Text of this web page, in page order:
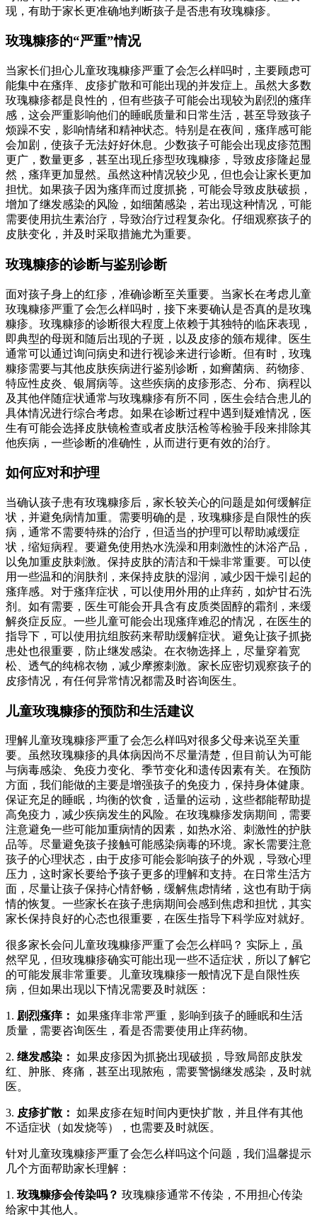
现，有助于家长更准确地判断孩子是否患有玫瑰糠疹。
玫瑰糠疹的“严重”情况
当家长们担心儿童玫瑰糠疹严重了会怎么样吗时，主要顾虑可
能集中在瘙痒、皮疹扩散和可能出现的并发症上。虽然大多数
玫瑰糠疹都是良性的，但有些孩子可能会出现较为剧烈的瘙痒
感，这会严重影响他们的睡眠质量和日常生活，甚至导致孩子
烦躁不安，影响情绪和精神状态。特别是在夜间，瘙痒感可能
会加剧，使孩子无法好好休息。少数孩子可能会出现皮疹范围
更广，数量更多，甚至出现丘疹型玫瑰糠疹，导致皮疹隆起显
然，瘙痒更加显然。虽然这种情况较少见，但也会让家长更加
担忧。如果孩子因为瘙痒而过度抓挠，可能会导致皮肤破损，
增加了继发感染的风险，如细菌感染，若出现这种情况，可能
需要使用抗生素治疗，导致治疗过程复杂化。仔细观察孩子的
皮肤变化，并及时采取措施尤为重要。
玫瑰糠疹的诊断与鉴别诊断
面对孩子身上的红疹，准确诊断至关重要。当家长在考虑儿童
玫瑰糠疹严重了会怎么样吗时，接下来要确认是否真的是玫瑰
糠疹。玫瑰糠疹的诊断很大程度上依赖于其独特的临床表现，
即典型的母斑和随后出现的子斑，以及皮疹的颁布规律。医生
通常可以通过询问病史和进行视诊来进行诊断。但有时，玫瑰
糠疹需要与其他皮肤疾病进行鉴别诊断，如癣菌病、药物疹、
特应性皮炎、银屑病等。这些疾病的皮疹形态、分布、病程以
及其他伴随症状通常与玫瑰糠疹有所不同，医生会结合患儿的
具体情况进行综合考虑。如果在诊断过程中遇到疑难情况，医
生有可能会选择皮肤镜检查或者皮肤活检等检验手段来排除其
他疾病，一些诊断的准确性，从而进行更有效的治疗。
如何应对和护理
当确认孩子患有玫瑰糠疹后，家长较关心的问题是如何缓解症
状，并避免病情加重。需要明确的是，玫瑰糠疹是自限性的疾
病，通常不需要特殊的治疗，但适当的护理可以帮助减缓症
状，缩短病程。要避免使用热水洗澡和用刺激性的沐浴产品，
以免加重皮肤刺激。保持皮肤的清洁和干燥非常重要。可以使
用一些温和的润肤剂，来保持皮肤的湿润，减少因干燥引起的
瘙痒感。对于瘙痒症状，可以使用外用的止痒药，如炉甘石洗
剂。如有需要，医生可能会开具含有皮质类固醇的霜剂，来缓
解炎症反应。一些儿童可能会出现瘙痒难忍的情况，在医生的
指导下，可以使用抗组胺药来帮助缓解症状。避免让孩子抓挠
患处也很重要，防止继发感染。在衣物选择上，尽量穿着宽
松、透气的纯棉衣物，减少摩擦刺激。家长应密切观察孩子的
皮疹情况，有任何异常情况都需及时咨询医生。
儿童玫瑰糠疹的预防和生活建议
理解儿童玫瑰糠疹严重了会怎么样吗对很多父母来说至关重
要。虽然玫瑰糠疹的具体病因尚不尽量清楚，但目前认为可能
与病毒感染、免疫力变化、季节变化和遗传因素有关。在预防
方面，我们能做的主要是增强孩子的免疫力，保持身体健康。
保证充足的睡眠，均衡的饮食，适量的运动，这些都能帮助提
高免疫力，减少疾病发生的风险。在玫瑰糠疹发病期间，需要
注意避免一些可能加重病情的因素，如热水浴、刺激性的护肤
品等。尽量避免孩子接触可能感染病毒的环境。家长需要注意
孩子的心理状态，由于皮疹可能会影响孩子的外观，导致心理
压力，这时家长要给予孩子更多的理解和支持。在日常生活方
面，尽量让孩子保持心情舒畅，缓解焦虑情绪，这也有助于病
情的恢复。一些家长在孩子患病期间会感到焦虑和担忧，其实
家长保持良好的心态也很重要，在医生指导下科学应对就好。
很多家长会问儿童玫瑰糠疹严重了会怎么样吗？ 实际上，虽
然罕见，但玫瑰糠疹确实可能出现一些不适症状，所以了解它
的可能发展非常重要。儿童玫瑰糠疹一般情况下是自限性疾
病，但如果出现以下情况需要及时就医：
1. 剧烈瘙痒： 如果瘙痒非常严重，影响到孩子的睡眠和生活
质量，需要咨询医生，看是否需要使用止痒药物。
2. 继发感染： 如果皮疹因为抓挠出现破损，导致局部皮肤发
红、肿胀、疼痛，甚至出现脓疱，需要警惕继发感染，及时就
医。
3. 皮疹扩散： 如果皮疹在短时间内更快扩散，并且伴有其他
不适症状（如发烧等），也需要及时就医。
针对儿童玫瑰糠疹严重了会怎么样吗这个问题，我们温馨提示
几个方面帮助家长理解：
1. 玫瑰糠疹会传染吗？ 玫瑰糠疹通常不传染，不用担心传染
给家中其他人。